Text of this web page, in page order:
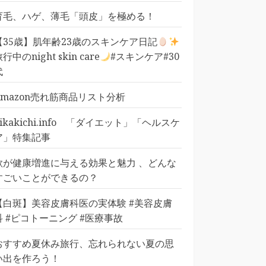
毛、ハゲ、薄毛「頭皮」を極める！
35歳】肌年齢23歳のスキンケア日記
行中のnight skin care
#スキンケア#30
売れ筋商品リスト分析
「ダイエット」「ヘルスケ
」特集記事
が健康増進に与える効果と魅力 、どんな
ごいことができるの？
白斑】美容皮膚科医の実体験 #美容皮膚
#ピコトーニング #医療事故
すすめ夏休み旅行、忘れられない夏の思
出を作ろう！